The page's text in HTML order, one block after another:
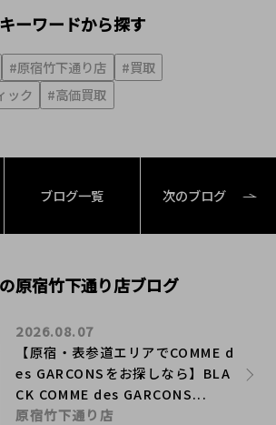
キーワードから探す
#原宿竹下通り店
#買取
ック
#高価買取
ブログ一覧 次のブログ
原宿竹下通り店ブログ
【原宿・表参道エリアでCOMME d
es GARCONSをお探しなら】BLA
CK COMME des GARCONS...
2026.08.07
原宿竹下通り店